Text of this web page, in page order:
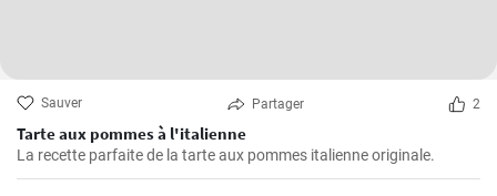
Sauver Partager 2
Tarte aux pommes à l'italienne
La recette parfaite de la tarte aux pommes italienne originale.